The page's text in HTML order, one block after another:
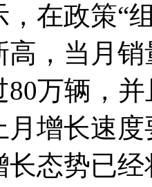
在政策“
，当月
万辆，
月增长速
长态势已